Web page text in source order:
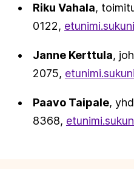
Riku Vahala,
0122,
Janne Kerttula,
2075,
Paavo Taipale,
8368,